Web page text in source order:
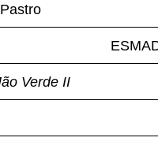
Verde II